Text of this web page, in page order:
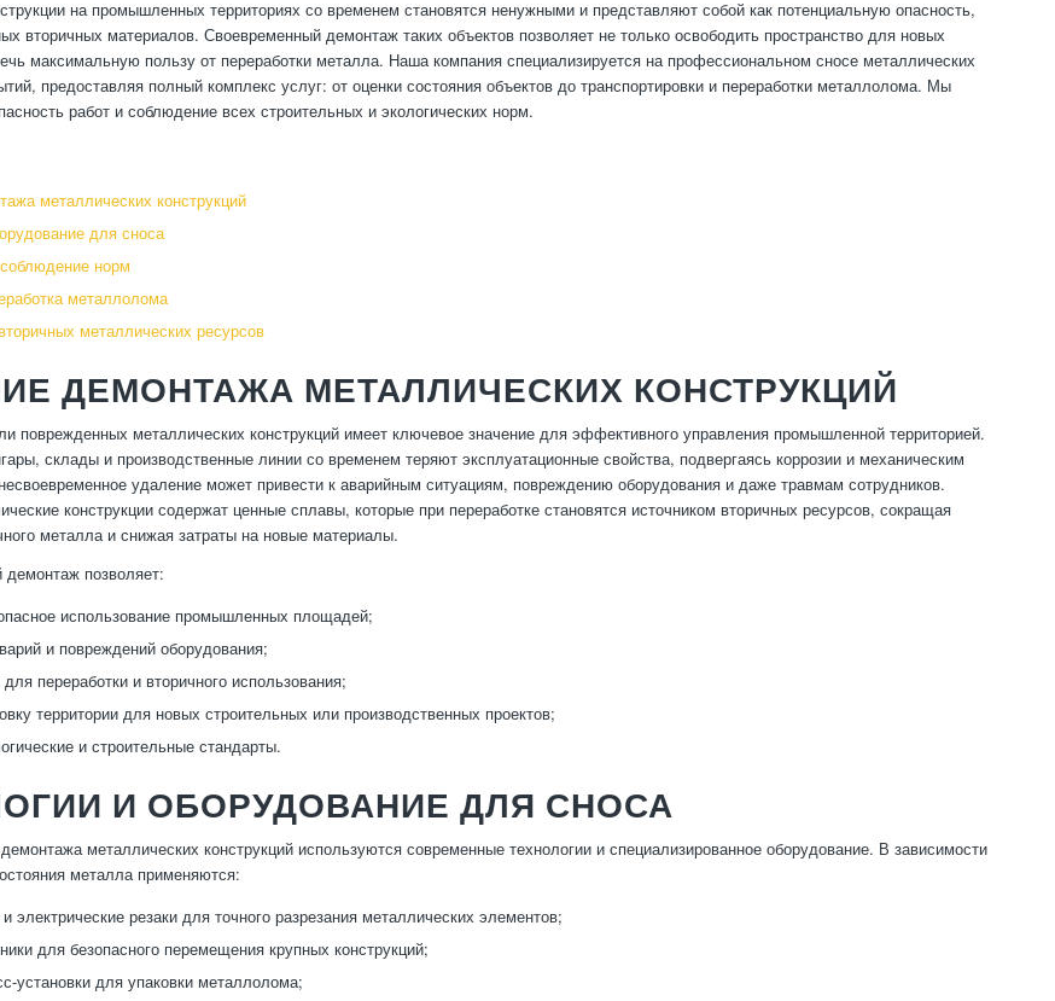
на промышленных территориях со временем становятся ненужными и представляют собой как потенциальную опасность,
вторичных материалов. Своевременный демонтаж таких объектов позволяет не только освободить пространство для новых
максимальную пользу от переработки металла. Наша компания специализируется на профессиональном сносе металлических
предоставляя полный комплекс услуг: от оценки состояния объектов до транспортировки и переработки металлолома. Мы
работ и соблюдение всех строительных и экологических норм.
металлических конструкций
для сноса
норм
металлолома
металлических ресурсов
ДЕМОНТАЖА МЕТАЛЛИЧЕСКИХ КОНСТРУКЦИЙ
поврежденных металлических конструкций имеет ключевое значение для эффективного управления промышленной территорией.
склады и производственные линии со временем теряют эксплуатационные свойства, подвергаясь коррозии и механическим
удаление может привести к аварийным ситуациям, повреждению оборудования и даже травмам сотрудников.
конструкции содержат ценные сплавы, которые при переработке становятся источником вторичных ресурсов, сокращая
металла и снижая затраты на новые материалы.
позволяет:
использование промышленных площадей;
и повреждений оборудования;
переработки и вторичного использования;
территории для новых строительных или производственных проектов;
и строительные стандарты.
И ОБОРУДОВАНИЕ ДЛЯ СНОСА
металлических конструкций используются современные технологии и специализированное оборудование. В зависимости
металла применяются:
электрические резаки для точного разрезания металлических элементов;
для безопасного перемещения крупных конструкций;
установки для упаковки металлолома;